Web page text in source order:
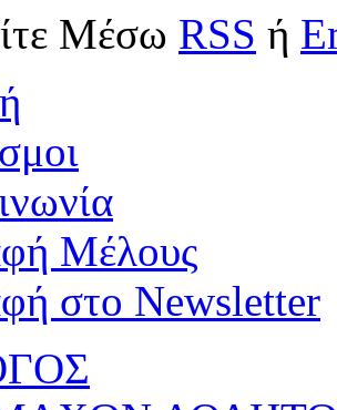
Μέσω RSS ή
Μέλους
στο Newsletter